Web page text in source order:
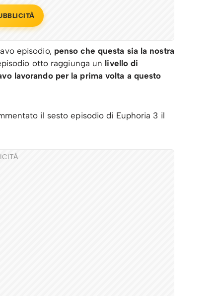
episodio, penso che questa sia la nostra
otto raggiunga un livello di
lavorando per la prima volta a questo
il sesto episodio di Euphoria 3 il